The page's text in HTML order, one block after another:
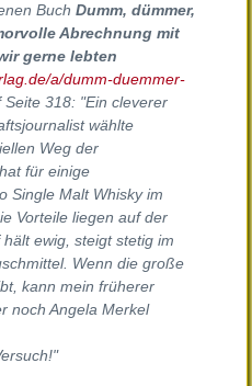
Buch Dumm, dümmer,
Abrechnung mit
gerne lebten
a/dumm-duemmer-
Seite 318: "Ein cleverer
wählte
Weg der
für einige
Single Malt Whisky im
Vorteile liegen auf der
ewig, steigt stetig im
Wenn die große
kann mein früherer
noch Angela Merkel